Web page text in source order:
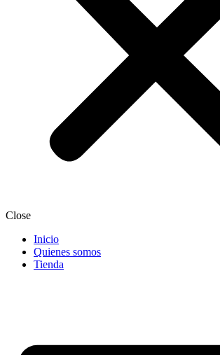
Close
Inicio
Quienes somos
Tienda